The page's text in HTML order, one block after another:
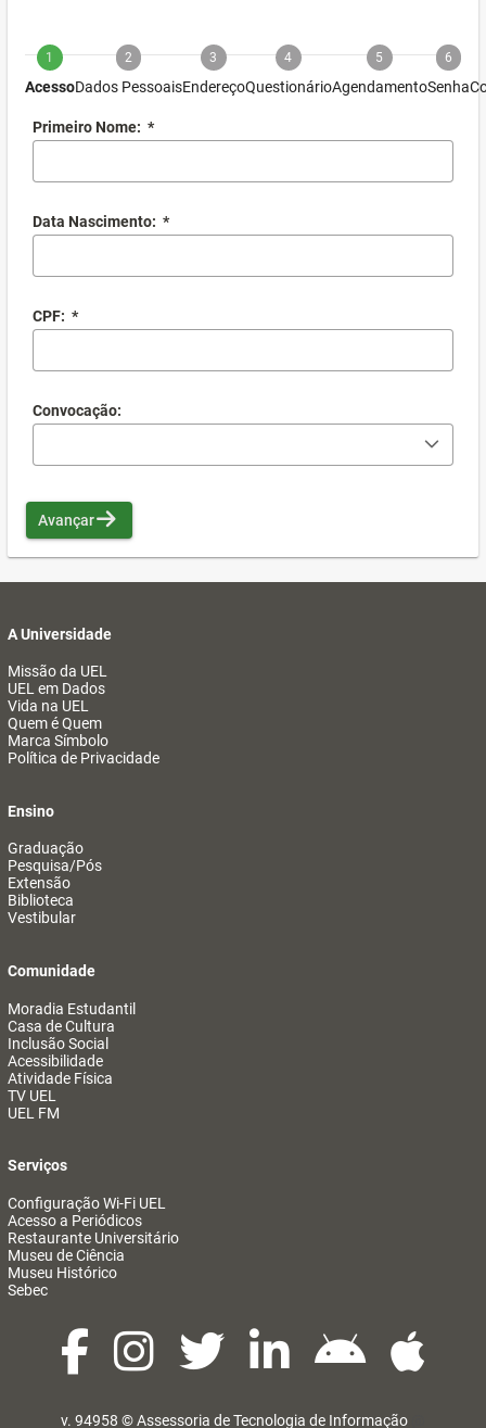
1
Acesso
2
Dados Pessoais
3
Endereço
4
Questionário
5
Agendamento
6
Senha
Primeiro Nome: *
Data Nascimento: *
CPF: *
Convocação:
Avançar
A Universidade
Missão da UEL
UEL em Dados
Vida na UEL
Quem é Quem
Marca Símbolo
Política de Privacidade
Ensino
Graduação
Pesquisa/Pós
Extensão
Biblioteca
Vestibular
Comunidade
Moradia Estudantil
Casa de Cultura
Inclusão Social
Acessibilidade
Atividade Física
TV UEL
UEL FM
Serviços
Configuração Wi-Fi UEL
Acesso a Periódicos
Restaurante Universitário
Museu de Ciência
Museu Histórico
Sebec
v. 94958 ©Assessoria de Tecnologia de Informação